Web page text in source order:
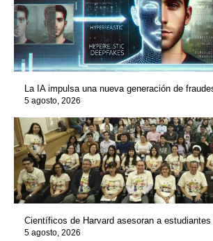
La IA impulsa una nueva generación de
5 agosto, 2026
Científicos de Harvard asesoran a estudiantes
5 agosto, 2026